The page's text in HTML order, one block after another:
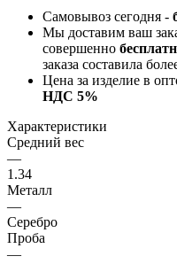
Самовывоз сегодня -
Мы доставим ваш
совершенно
заказа составила
Цена за изделие в
НДС 5%
Характеристики
Средний вес
—
1.34
Металл
—
Серебро
Проба
—